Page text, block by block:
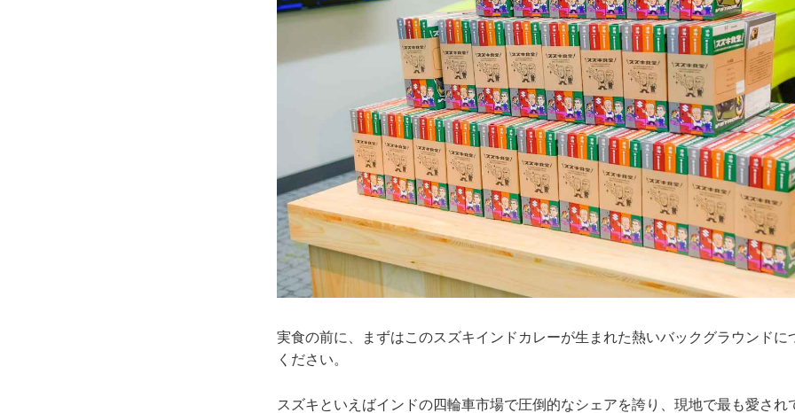
実食の前に、まずはこのスズキインドカレーが生まれた熱いバックグラウンドに
ください。
スズキといえばインドの四輪車市場で圧倒的なシェアを誇り、現地で最も愛され